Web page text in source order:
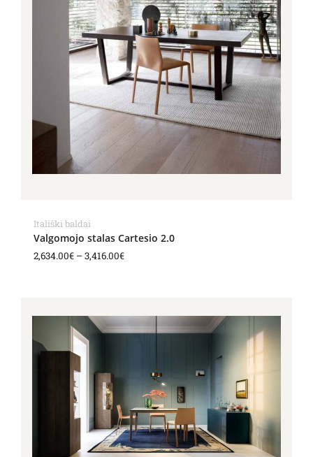
Itališki baldai
Valgomojo stalas Cartesio 2.0
2,634.00€ –3,416.00€
range:
through